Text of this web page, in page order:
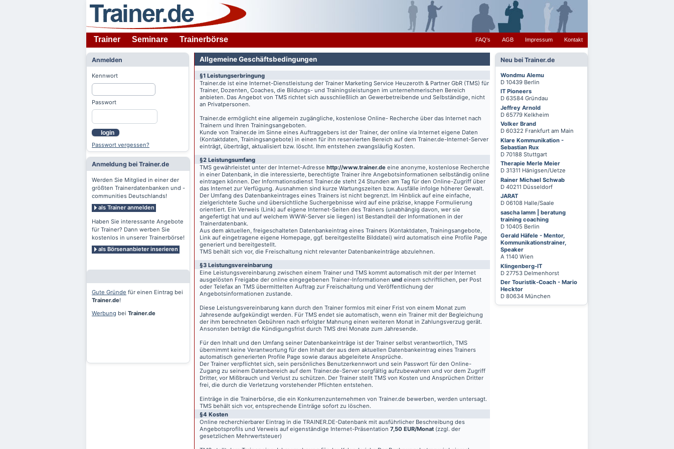
Trainer Seminare Trainerbörse FAQ's AGB Impressum Kontakt
Anmelden
Kennwort
Passwort
login
Passwort vergessen?
Anmeldung bei Trainer.de
Werden Sie Mitglied in einer der
größten Trainerdatenbanken und -
communities Deutschlands!
als Trainer anmelden
Haben Sie interessante Angebote
für Trainer? Dann werben Sie
kostenlos in unserer Trainerbörse!
als Börsenanbieter inserieren
Gute Gründe für einen Eintrag bei
Trainer.de!
Werbung bei Trainer.de
Neu bei Trainer.de
Wondmu Alemu
D 10439 Berlin
IT Pioneers
D 63584 Gründau
Jeffrey Arnold
D 65779 Kelkheim
Volker Brand
D 60322 Frankfurt am Main
Klare Kommunikation -
Sebastian Rux
D 70188 Stuttgart
Therapie Merle Meier
D 31311 Hänigsen/Uetze
Rainer Michael Schwab
D 40211 Düsseldorf
JARAT
D 06108 Halle/Saale
sascha lamm | beratung
training coaching
D 10405 Berlin
Gerald Häfele - Mentor,
Kommunikationstrainer,
Speaker
A 1140 Wien
Klingenberg-IT
D 27753 Delmenhorst
Der Touristik-Coach - Mario
Hecktor
D 80634 München
Allgemeine Geschäftsbedingungen
§1 Leistungserbringung
Trainer.de ist eine Internet-Dienstleistung der Trainer Marketing Service Heuzeroth & Partner GbR (TMS) für
Trainer, Dozenten, Coaches, die Bildungs- und Trainingsleistungen im unternehmerischen Bereich
anbieten. Das Angebot von TMS richtet sich ausschließlich an Gewerbetreibende und Selbständige, nicht
an Privatpersonen.
Trainer.de ermöglicht eine allgemein zugängliche, kostenlose Online- Recherche über das Internet nach
Trainern und Ihren Trainingsangeboten.
Kunde von Trainer.de im Sinne eines Auftraggebers ist der Trainer, der online via Internet eigene Daten
(Kontaktdaten, Trainingsangebote) in einen für ihn reservierten Bereich auf dem Trainer.de-Internet-Server
einträgt, überträgt, aktualisiert bzw. löscht. Ihm entstehen zwangsläufig Kosten.
§2 Leistungsumfang
TMS gewährleistet unter der Internet-Adresse http://www.trainer.de eine anonyme, kostenlose Recherche
in einer Datenbank, in die interessierte, berechtigte Trainer ihre Angebotsinformationen selbständig online
eintragen können. Der Informationsdienst Trainer.de steht 24 Stunden am Tag für den Online-Zugriff über
das Internet zur Verfügung. Ausnahmen sind kurze Wartungszeiten bzw. Ausfälle infolge höherer Gewalt.
Der Umfang des Datenbankeintrages eines Trainers ist nicht begrenzt. Im Hinblick auf eine einfache,
zielgerichtete Suche und übersichtliche Suchergebnisse wird auf eine präzise, knappe Formulierung
orientiert. Ein Verweis (Link) auf eigene Internet-Seiten des Trainers (unabhängig davon, wer sie
angefertigt hat und auf welchem WWW-Server sie liegen) ist Bestandteil der Informationen in der
Trainerdatenbank.
Aus dem aktuellen, freigeschalteten Datenbankeintrag eines Trainers (Kontaktdaten, Trainingsangebote,
Link auf eingetragene eigene Homepage, ggf. bereitgestellte Bilddatei) wird automatisch eine Profile Page
generiert und bereitgestellt.
TMS behält sich vor, die Freischaltung nicht relevanter Datenbankeinträge abzulehnen.
§3 Leistungsvereinbarung
Eine Leistungsvereinbarung zwischen einem Trainer und TMS kommt automatisch mit der per Internet
ausgelösten Freigabe der online eingegebenen Trainer-Informationen und einem schriftlichen, per Post
oder Telefax an TMS übermittelten Auftrag zur Freischaltung und Veröffentlichung der
Angebotsinformationen zustande.
Diese Leistungsvereinbarung kann durch den Trainer formlos mit einer Frist von einem Monat zum
Jahresende aufgekündigt werden. Für TMS endet sie automatisch, wenn ein Trainer mit der Begleichung
der ihm berechneten Gebühren nach erfolgter Mahnung einen weiteren Monat in Zahlungsverzug gerät.
Ansonsten beträgt die Kündigungsfrist durch TMS drei Monate zum Jahresende.
Für den Inhalt und den Umfang seiner Datenbankeinträge ist der Trainer selbst verantwortlich, TMS
übernimmt keine Verantwortung für den Inhalt der aus dem aktuellen Datenbankeintrag eines Trainers
automatisch generierten Profile Page sowie daraus abgeleitete Ansprüche.
Der Trainer verpflichtet sich, sein persönliches Benutzerkennwort und sein Passwort für den Online-
Zugang zu seinem Datenbereich auf dem Trainer.de-Server sorgfältig aufzubewahren und vor dem Zugriff
Dritter, vor Mißbrauch und Verlust zu schützen. Der Trainer stellt TMS von Kosten und Ansprüchen Dritter
frei, die durch die Verletzung vorstehender Pflichten entstehen.
Einträge in die Trainerbörse, die ein Konkurrenzunternehmen von Trainer.de bewerben, werden untersagt.
TMS behält sich vor, entsprechende Einträge sofort zu löschen.
§4 Kosten
Online recherchierbarer Eintrag in die TRAINER.DE-Datenbank mit ausführlicher Beschreibung des
Angebotsprofils und Verweis auf eigenständige Internet-Präsentation 7,50 EUR/Monat (zzgl. der
gesetzlichen Mehrwertsteuer)